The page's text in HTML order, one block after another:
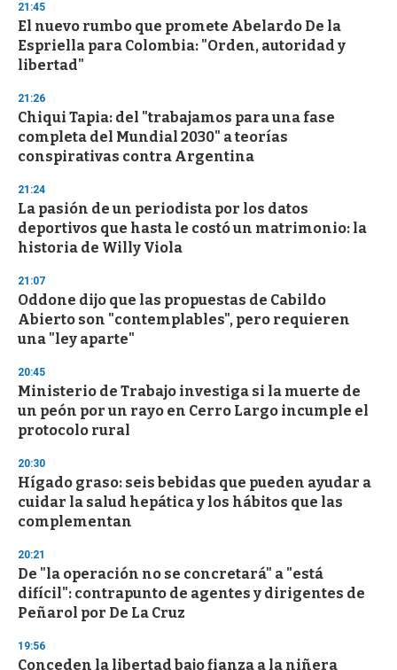
d
s
o
f
3
s
e
c
o
n
21:45
El nuevo rumbo que promete Abelardo De la
Espriella para Colombia: "Orden, autoridad y
libertad"
21:26
Chiqui Tapia: del "trabajamos para una fase
completa del Mundial 2030" a teorías
conspirativas contra Argentina
21:24
La pasión de un periodista por los datos
deportivos que hasta le costó un matrimonio: la
historia de Willy Viola
21:07
Oddone dijo que las propuestas de Cabildo
Abierto son "contemplables", pero requieren
una "ley aparte"
20:45
Ministerio de Trabajo investiga si la muerte de
un peón por un rayo en Cerro Largo incumple el
protocolo rural
20:30
Hígado graso: seis bebidas que pueden ayudar a
cuidar la salud hepática y los hábitos que las
complementan
20:21
De "la operación no se concretará" a "está
difícil": contrapunto de agentes y dirigentes de
Peñarol por De La Cruz
19:56
Conceden la libertad bajo fianza a la niñera